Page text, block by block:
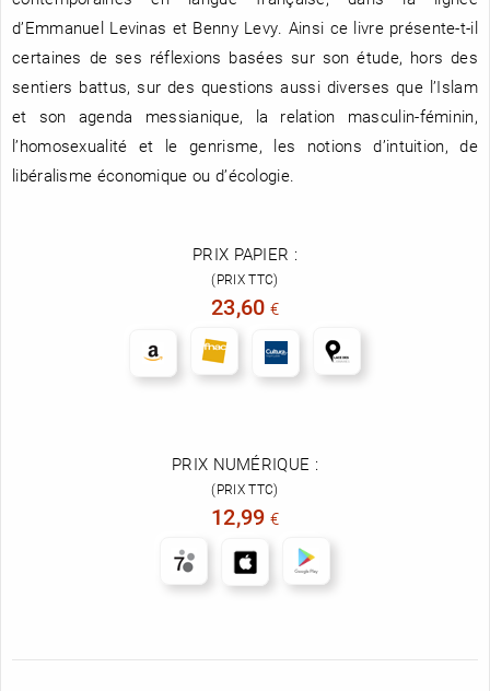
d’Emmanuel Levinas et Benny Levy. Ainsi ce livre présente-t-il
certaines de ses réflexions basées sur son étude, hors des
sentiers battus, sur des questions aussi diverses que l’Islam
et son agenda messianique, la relation masculin-féminin,
l’homosexualité et le genrisme, les notions d’intuition, de
libéralisme économique ou d’écologie.
PRIX PAPIER :
(PRIX TTC)
23,60 €
PRIX NUMÉRIQUE :
(PRIX TTC)
12,99 €